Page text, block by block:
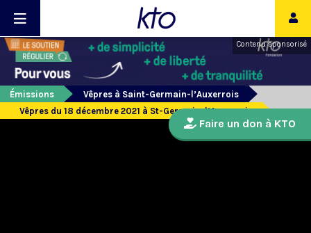
Contenu sponsorisé
Émissions
Vêpres à Saint-Germain-l’Auxerrois
Vêpres du 18 décembre 2021 à St-Germain-l’Auxerrois
Faire un don à KTO